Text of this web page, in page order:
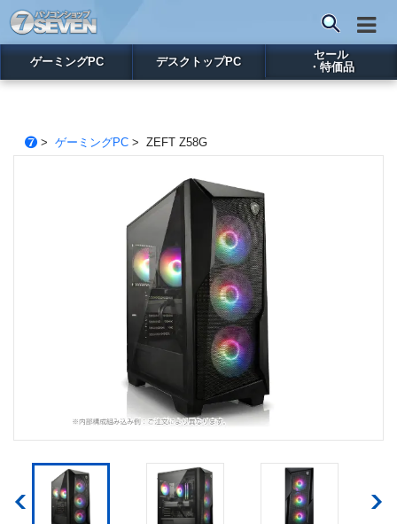
ゲーミングPC デスクトップPC
セール
・特価品
> ゲーミングPC> ZEFT Z58G